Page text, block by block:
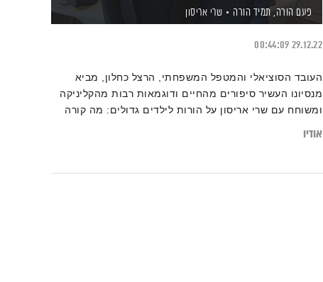
פעם הורה, תמיד הורה שרי אריסון
29.12.22
00:44:09
העובד הסוציאלי והמטפל המשפחתי, הרצל כחלון, מביא
מנסיונו העשיר סיפורים מהחיים ודוגמאות רבות מהקליניקה
ומשוחח עם שרי אריסון על הורות לילדים גדולים: מה קורה
הנושא.מראיין – אסי זגדון
אודיו